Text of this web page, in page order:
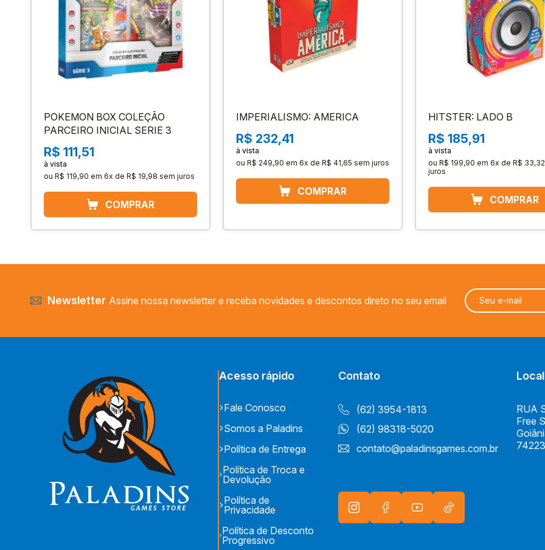
POKEMON BOX COLEÇÃO
PARCEIRO INICIAL SERIE 3
R$ 111,51
à vista
ou R$ 119,90 em 6x de R$ 19,98 sem juros
IMPERIALISMO: AMERICA
R$ 232,41
à vista
ou R$ 249,90 em 6x de R$ 41,65 sem juros
HITSTER: LADO B
R$ 185,91
à vista
ou R$ 199,90 em 6x de R$ 33,32
juros
Newsletter Assine nossa newsletter e receba novidades e descontos direto no seu email
Acesso rápido
Fale Conosco
Somos a Paladins
Política de Entrega
Política de Troca e
Devolução
Política de
Privacidade
Política de Desconto
Progressivo
Contato
(62) 3954-1813
(62) 98318-5020
contato@paladinsgames.com.br
RUA
Free